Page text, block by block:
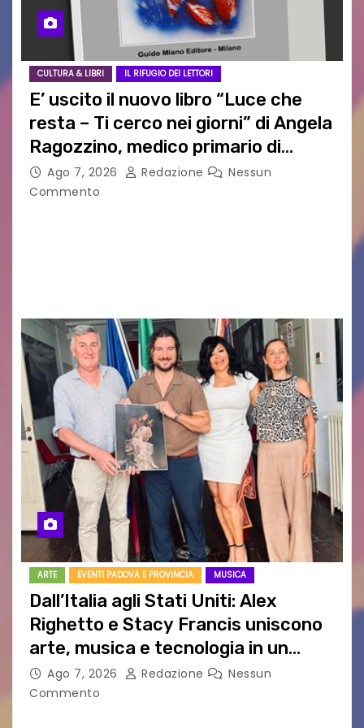
CULTURA & LIBRI IL RIFUGIO DEI LETTORI
E’ uscito il nuovo libro “Luce che
resta – Ti cerco nei giorni” di Angela
Ragozzino, medico primario di
Capua
Ago 7, 2026 Redazione
Nessun
Commento
ARTE EVENTI PADOVA E PROVINCIA MUSICA
Dall’Italia agli Stati Uniti: Alex
Righetto e Stacy Francis uniscono
arte, musica e tecnologia in un
nuovo progetto internazionale”
Ago 7, 2026 Redazione
Nessun
Commento